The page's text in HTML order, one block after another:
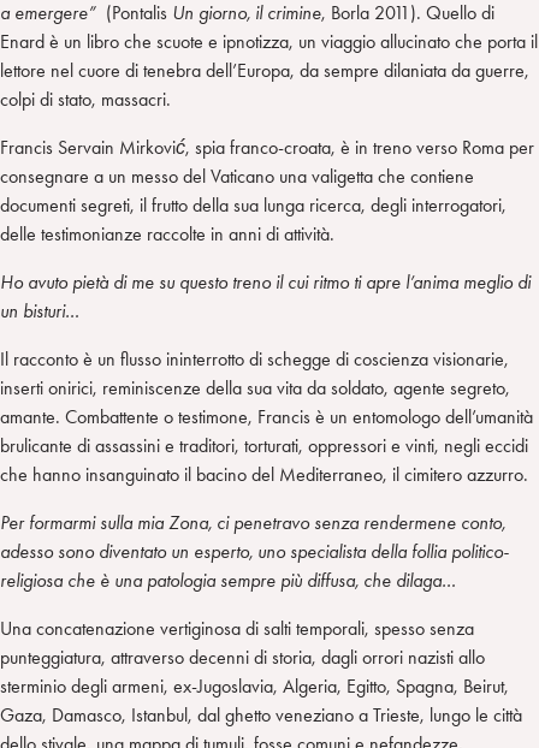
a emergere” (Pontalis Un giorno, il crimine, Borla 2011). Quello di
Enard è un libro che scuote e ipnotizza, un viaggio allucinato che porta il
lettore nel cuore di tenebra dell’Europa, da sempre dilaniata da guerre,
colpi di stato, massacri.
Francis Servain Mirković, spia franco-croata, è in treno verso Roma per
consegnare a un messo del Vaticano una valigetta che contiene
documenti segreti, il frutto della sua lunga ricerca, degli interrogatori,
delle testimonianze raccolte in anni di attività.
Ho avuto pietà di me su questo treno il cui ritmo ti apre l’anima meglio di
un bisturi…
Il racconto è un flusso ininterrotto di schegge di coscienza visionarie,
inserti onirici, reminiscenze della sua vita da soldato, agente segreto,
amante. Combattente o testimone, Francis è un entomologo dell’umanità
brulicante di assassini e traditori, torturati, oppressori e vinti, negli eccidi
che hanno insanguinato il bacino del Mediterraneo, il cimitero azzurro.
Per formarmi sulla mia Zona, ci penetravo senza rendermene conto,
adesso sono diventato un esperto, uno specialista della follia politico-
religiosa che è una patologia sempre più diffusa, che dilaga…
Una concatenazione vertiginosa di salti temporali, spesso senza
punteggiatura, attraverso decenni di storia, dagli orrori nazisti allo
sterminio degli armeni, ex-Jugoslavia, Algeria, Egitto, Spagna, Beirut,
Gaza, Damasco, Istanbul, dal ghetto veneziano a Trieste, lungo le città